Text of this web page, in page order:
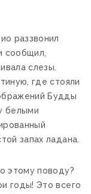
раззвонил
сообщил,
слезы.
где стояли
Будды
белыми
запах ладана.
этому поводу?
годы! Это всего